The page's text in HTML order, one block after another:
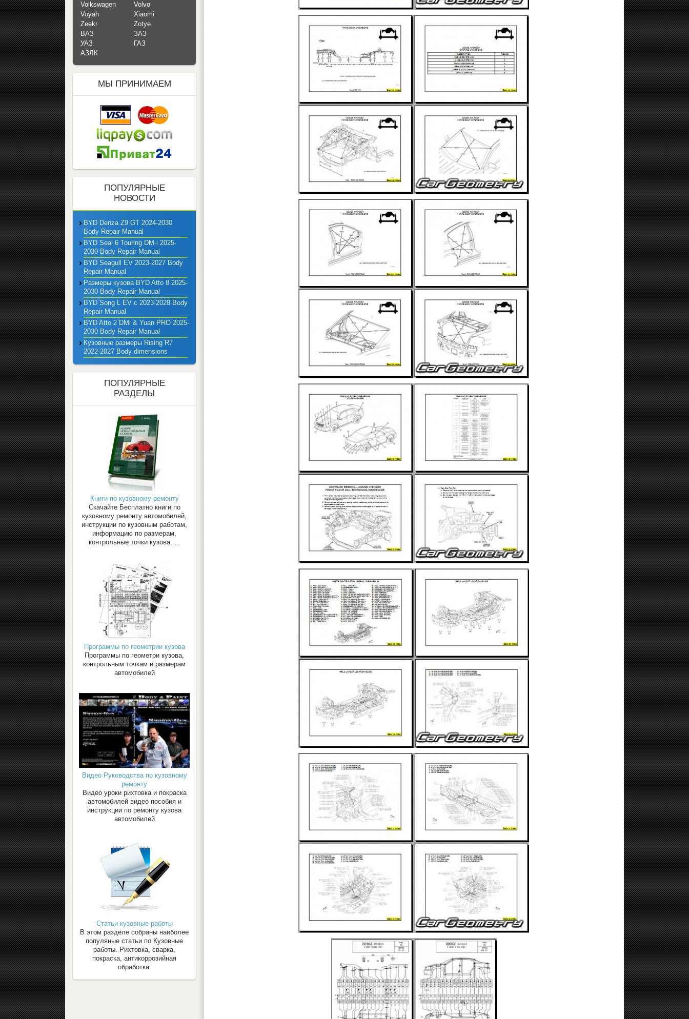
Volkswagen
Volvo
Voyah
Xiaomi
Zeekr
Zotye
ВАЗ
ЗАЗ
УАЗ
ГАЗ
АЗЛК
МЫ ПРИНИМАЕМ
ПОПУЛЯРНЫЕ
НОВОСТИ
BYD Denza Z9 GT 2024-2030
Body Repair Manual
BYD Seal 6 Touring DM-i 2025-
2030 Body Repair Manual
BYD Seagull EV 2023-2027 Body
Repair Manual
Размеры кузова BYD Atto 8 2025-
2030 Body Repair Manual
BYD Song L EV с 2023-2028 Body
Repair Manual
BYD Atto 2 DMi & Yuan PRO 2025-
2030 Body Repair Manual
Кузовные размеры Rising R7
2022-2027 Body dimensions
ПОПУЛЯРНЫЕ
РАЗДЕЛЫ
Книги по кузовному ремонту
Скачайте Бесплатно книги по
кузовному ремонту автомобилей,
инструкции по кузовным работам,
информацию по размерам,
контрольные точки кузова. ...
Программы по геометрии кузова
Программы по геометри кузова,
контрольным точкам и размерам
автомобилей
Видео Руководства по кузовному
ремонту
Видео уроки рихтовка и покраска
автомобилей видео пособия и
инструкции по ремонту кузова
автомобилей
Статьи кузовные работы
В этом разделе собраны наиболее
популяные статьи по Кузовные
работы. Рихтовка, сварка,
покраска, антикоррозийная
обработка.